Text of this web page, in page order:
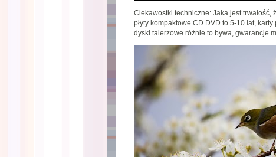
Ciekawostki techniczne: Jaka jest
płyty kompaktowe CD DVD to 5-10 lat,
dyski talerzowe różnie to bywa, gwarancje